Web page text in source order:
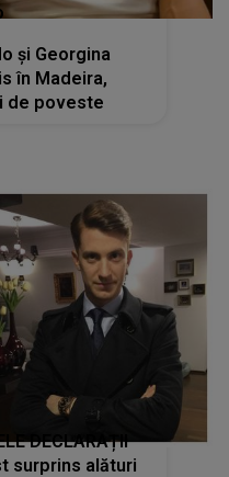
și Georgina
în Madeira,
de poveste
DECLARAȚII
surprins alături